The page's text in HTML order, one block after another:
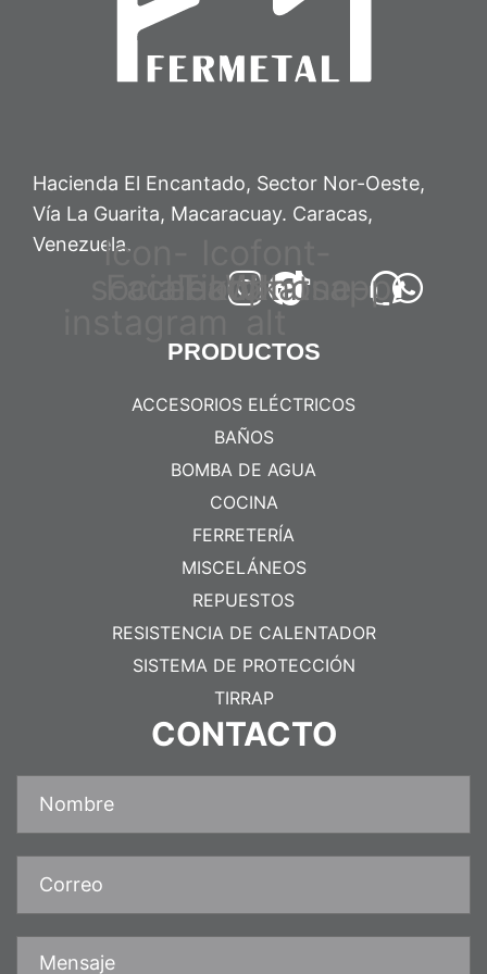
Hacienda El Encantado, Sector Nor-Oeste,
Vía La Guarita, Macaracuay. Caracas,
Venezuela.Icon-
Facebook
Tiktok
headphone-
Whatsapp
PRODUCTOS
ACCESORIOS ELÉCTRICOS
BAÑOS
BOMBA DE AGUA
COCINA
FERRETERÍA
MISCELÁNEOS
REPUESTOS
RESISTENCIA DE CALENTADOR
SISTEMA DE PROTECCIÓN
TIRRAP
CONTACTO